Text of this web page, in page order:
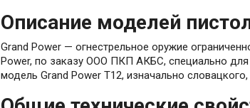
Описание моделей
Grand Power — огнестрельное оружие
Power, по заказу ООО ПКП АКБС, специально
модель Grand Power T12, изначально